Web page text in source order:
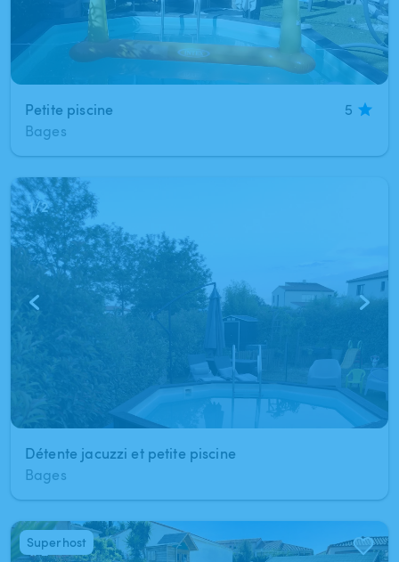
Petite piscine
5
Bages
1/2
Détente jacuzzi et petite piscine
Bages
1/2
Superhost